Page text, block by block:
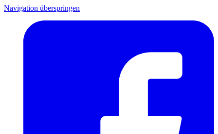
Navigation überspringen